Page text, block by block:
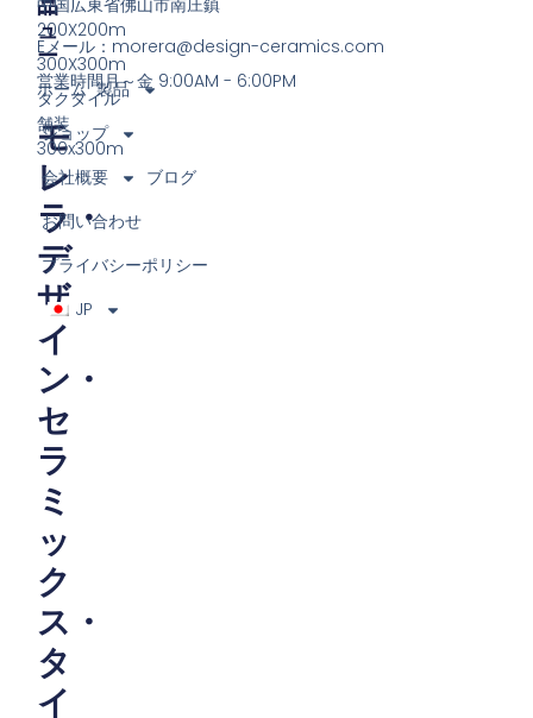
モ
レ
ラ・
デ
ザ
イ
ン・
セ
ラ
ミ
ッ
ク
ス・
タ
イ
200X200m
300X300m
タクタイル
舗装
300x300m
ュ
ー
ホーム 製品
ショップ
会社概要
ブログ
お問い合わせ
プライバシーポリシー
JP
中国広東省佛山市南庄鎮
Eメール： morera@design-ceramics.com
営業時間月～金 9:00AM - 6:00PM